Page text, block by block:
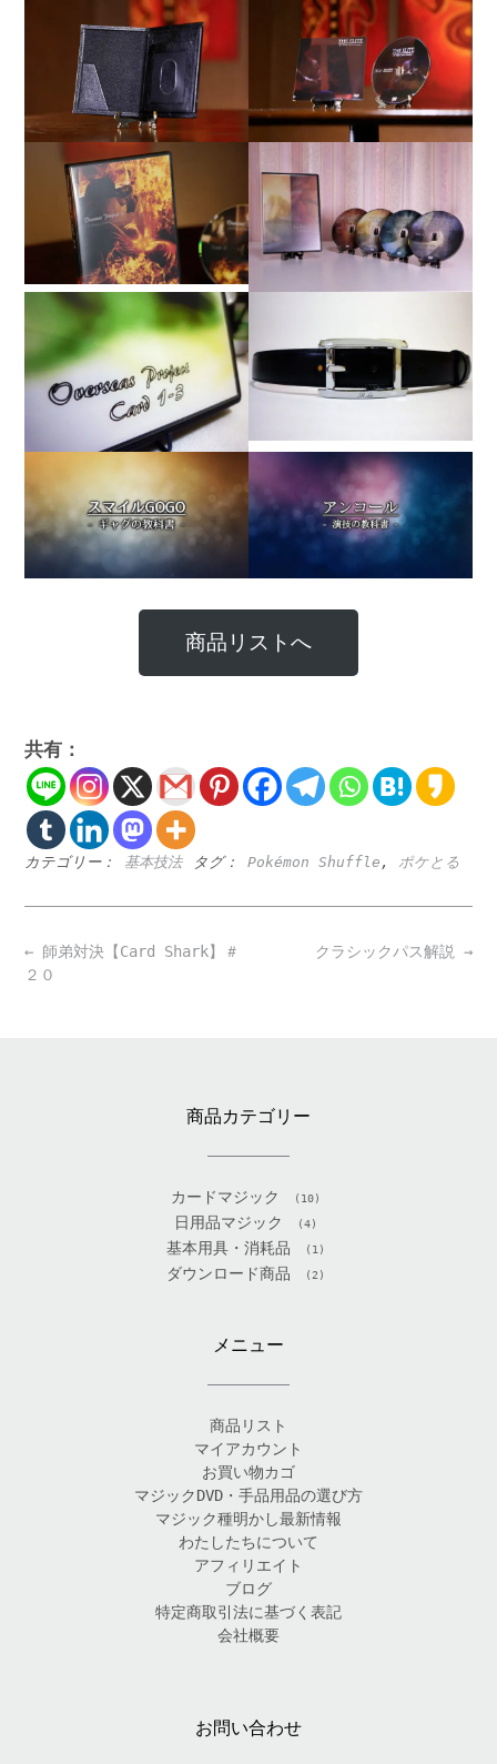
商品リストへ
共有：
カテゴリー： 基本技法 タグ： Pokémon Shuffle , ポケとる
Post
navigation
クラシックパス解説 →
← 師弟対決【Card Shark】＃
２０
商品カテゴリー
カードマジック (10)
日用品マジック (4)
基本用具・消耗品 (1)
ダウンロード商品 (2)
メニュー
商品リスト
マイアカウント
お買い物カゴ
マジックDVD・手品用品の選び方
マジック種明かし最新情報
わたしたちについて
アフィリエイト
ブログ
特定商取引法に基づく表記
会社概要
お問い合わせ